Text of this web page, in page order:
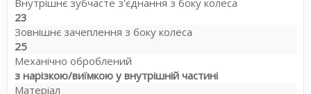
23
Зовнішнє зачеплення з боку колеса
25
Механічно оброблений
з нарізкою/виїмкою у внутрішній частині
Матеріал